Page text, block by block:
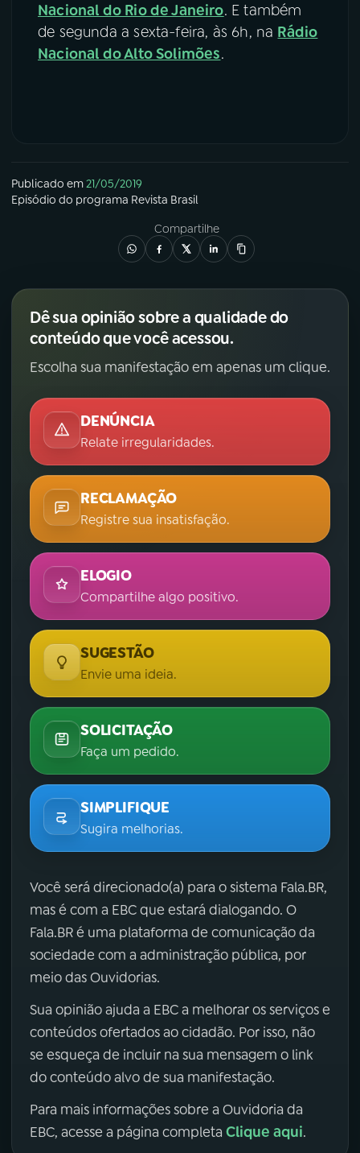
Nacional do Rio de Janeiro. E também
de segunda a sexta-feira, às 6h, na Rádio
Nacional do Alto Solimões.
Publicado em21/05/2019
Episódio do programa Revista Brasil
Compartilhe
Dê sua opinião sobre a qualidade do
conteúdo que você acessou.
Escolha sua manifestação em apenas um clique.
DENÚNCIA
Relate irregularidades.
RECLAMAÇÃO
Registre sua insatisfação.
ELOGIO
Compartilhe algo positivo.
SUGESTÃO
Envie uma ideia.
SOLICITAÇÃO
Faça um pedido.
SIMPLIFIQUE
Sugira melhorias.
Você será direcionado(a) para o sistema Fala.BR,
mas é com a EBC que estará dialogando. O
Fala.BR é uma plataforma de comunicação da
sociedade com a administração pública, por
meio das Ouvidorias.
Sua opinião ajuda a EBC a melhorar os serviços e
conteúdos ofertados ao cidadão. Por isso, não
se esqueça de incluir na sua mensagem o link
do conteúdo alvo de sua manifestação.
Para mais informações sobre a Ouvidoria da
EBC, acesse a página completa Clique aqui.